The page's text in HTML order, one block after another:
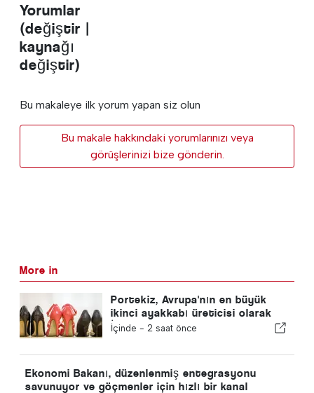
Yorumlar
(değiştir |
kaynağı
değiştir)
Bu makaleye ilk yorum yapan siz olun
Bu makale hakkındaki yorumlarınızı veya
görüşlerinizi bize gönderin.
More in
Portekiz, Avrupa'nın en büyük
ikinci ayakkabı üreticisi olarak
İspanya'yı geride bıraktı
İçinde - 2 saat önce
Ekonomi Bakanı, düzenlenmiş entegrasyonu
savunuyor ve göçmenler için hızlı bir kanal